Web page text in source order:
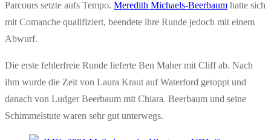
Parcours setzte aufs Tempo. Meredith Michaels-Beerbaum hatte sich
mit Comanche qualifiziert, beendete ihre Runde jedoch mit einem
Abwurf.
Die erste fehlerfreie Runde lieferte Ben Maher mit Cliff ab. Nach
ihm wurde die Zeit von Laura Kraut auf Waterford getoppt und
danach von Ludger Beerbaum mit Chiara. Beerbaum und seine
Schimmelstute waren sehr gut unterwegs.